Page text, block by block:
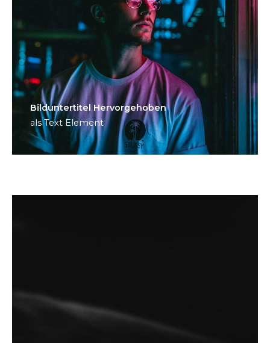
Bild­unter­titel Hervorgehoben
als Text Element